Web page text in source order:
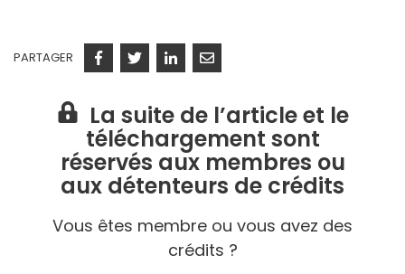
PARTAGER Facebook
TwitterLinkedinCourriel
La suite de l’article et le
téléchargement sont
réservés aux membres ou
aux détenteurs de crédits
Vous êtes membre ou vous avez des
crédits ?